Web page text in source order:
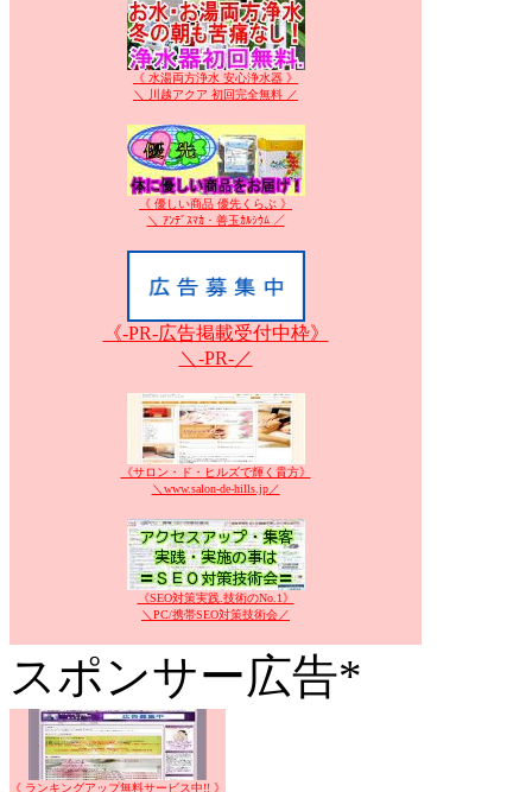
《 水湯両方浄水 安心浄水器 》
＼ 川越アクア 初回完全無料 ／
《 優しい商品 優先くらぶ 》
＼ ｱﾝﾃﾞｽﾏｶ・善玉ｶﾙｼｳﾑ ／
《-PR-広告掲載受付中枠》
＼-PR-／
《サロン・ド・ヒルズで輝く貴方》
＼www.salon-de-hills.jp／
《SEO対策実践.技術のNo.1》
＼PC/携帯SEO対策技術会／
スポンサー広告*
《 ランキングアップ無料サービス中!! 》